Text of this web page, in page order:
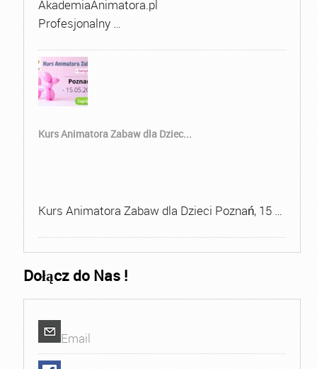
AkademiaAnimatora.pl
Profesjonalny …
Kurs Animatora Zabaw dla Dziec...
Kurs Animatora Zabaw dla Dzieci Poznań, 15 …
Dołącz do Nas !
Email